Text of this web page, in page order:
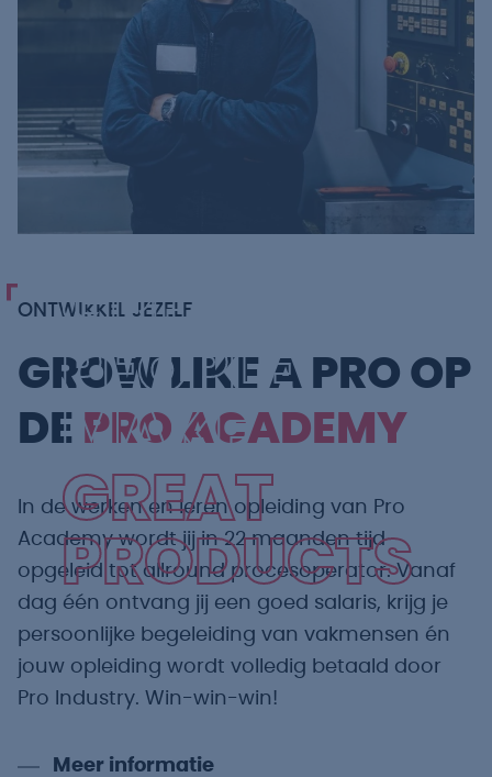
GREAT
PEOPLE
MAKE
GREAT
PRODUCTS
ONTWIKKEL JEZELF
GROW LIKE A PRO OP
DE PRO ACADEMY
In de werken en leren opleiding van Pro
Academy wordt jij in 22 maanden tijd
opgeleid tot allround procesoperator. Vanaf
dag één ontvang jij een goed salaris, krijg je
persoonlijke begeleiding van vakmensen én
jouw opleiding wordt volledig betaald door
Pro Industry. Win-win-win!
Meer informatie